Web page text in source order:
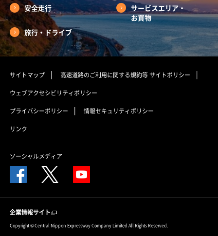
安全走行
サービスエリア・
お買物
旅行・ドライブ
サイトマップ 高速道路のご利用に関する規約等サイトポリシー
ウェブアクセシビリティポリシー
プライバシーポリシー 情報セキュリティポリシー
リンク
ソーシャルメディア
企業情報サイト
Copyright © Central Nippon Expressway Company Limited All Rights Reserved.